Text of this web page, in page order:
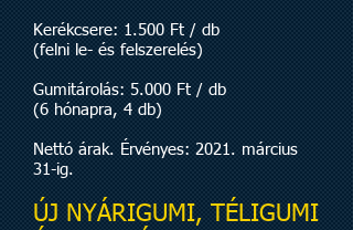
Kerékcsere: 1.500 Ft / db
(felni le- és felszerelés)
Gumitárolás: 5.000 Ft / db
(6 hónapra, 4 db)
Nettó árak. Érvényes: 2021. március
31-ig.
ÚJ NYÁRIGUMI, TÉLIGUMI